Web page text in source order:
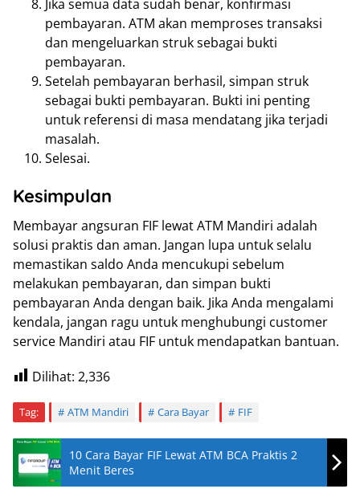
Jika semua data sudah benar, konfirmasi
pembayaran. ATM akan memproses transaksi
dan mengeluarkan struk sebagai bukti
pembayaran.
Setelah pembayaran berhasil, simpan struk
sebagai bukti pembayaran. Bukti ini penting
untuk referensi di masa mendatang jika terjadi
masalah.
Selesai.
Kesimpulan
Membayar angsuran FIF lewat ATM Mandiri adalah
solusi praktis dan aman. Jangan lupa untuk selalu
memastikan saldo Anda mencukupi sebelum
melakukan pembayaran, dan simpan bukti
pembayaran Anda dengan baik. Jika Anda mengalami
kendala, jangan ragu untuk menghubungi customer
service Mandiri atau FIF untuk mendapatkan bantuan.
Dilihat: 2,336
Tag: ATM Mandiri Cara Bayar FIF
10 Cara Bayar FIF Lewat ATM BCA Praktis 2
Menit Beres